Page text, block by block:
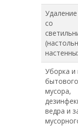
со
Уборка и
бытового
мусора,
ведра и